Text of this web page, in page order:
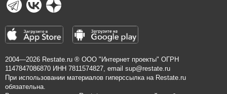
2004—2026 Restate.ru ® ООО "Интернет проекты" ОГРН
1147847086870 ИНН 7811574827, email sup@restate.ru
При использовании материалов гиперссылка на Restate.ru
обязательна.